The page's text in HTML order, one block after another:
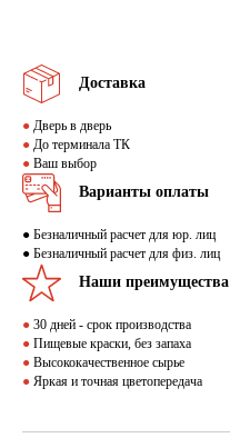
Доставка
● Дверь в дверь
● До терминала ТК
● Ваш выбор
Варианты оплаты
● Безналичный расчет для юр. лиц
● Безналичный расчет для физ. лиц
Наши преимущества
● 30 дней - срок производства
● Пищевые краски, без запаха
● Высококачественное сырье
● Яркая и точная цветопередача